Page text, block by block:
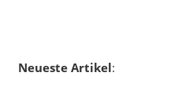
Neueste Artikel: